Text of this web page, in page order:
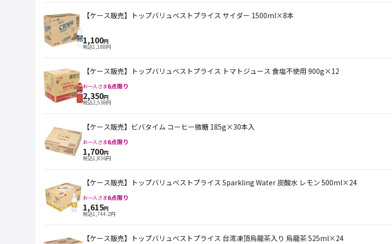
【ケース販売】トップバリュベストプライス サイダー 1500ml×8本
1,100円
税込1,188円
【ケース販売】トップバリュベストプライス トマトジュース 食塩不使用 900g×12
お一人さま6点限り
2,350円
税込2,538円
【ケース販売】ビバタイム コーヒー微糖 185g×30本入
お一人さま6点限り
1,700円
税込1,836円
【ケース販売】トップバリュベストプライス Sparkling Water 炭酸水 レモン 500ml×24
お一人さま6点限り
1,615円
税込1,744.2円
【ケース販売】トップバリュベストプライス 台湾凍頂烏龍茶入り 烏龍茶 525ml×24